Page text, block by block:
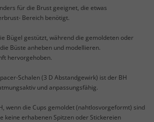
für die Brust geeignet, die etwas
Bereich benötigt.
Bügel gestützt, während die gemoldeten oder
Büste anheben und modellieren.
hervorgehoben.
Schalen (3 D Abstandgewirk) ist der BH
und anpassungsfähig.
wenn die Cups gemoldet (nahtlosvorgeformt) sind
keine erhabenen Spitzen oder Stickereien